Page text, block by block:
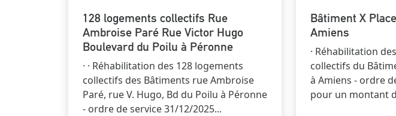
128 logements collectifs Rue
Ambroise Paré Rue Victor Hugo
Boulevard du Poilu à Péronne
· · Réhabilitation des 128 logements
collectifs des Bâtiments rue Ambroise
Paré, rue V. Hugo, Bd du Poilu à Péronne
- ordre de service 31/12/2025...
Bâtiment X
Amiens
· Réhabilitation
collectifs du
à Amiens - ordre
pour un montant